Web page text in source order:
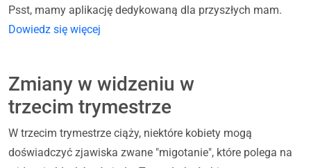
Psst, mamy aplikację dedykowaną dla przyszłych mam.
Dowiedz się więcej
Zmiany w widzeniu w
trzecim trymestrze
W trzecim trymestrze ciąży, niektóre kobiety mogą
doświadczyć zjawiska zwane "migotanie", które polega na